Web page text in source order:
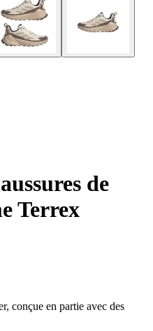
de
Terrex
conçue en partie avec des